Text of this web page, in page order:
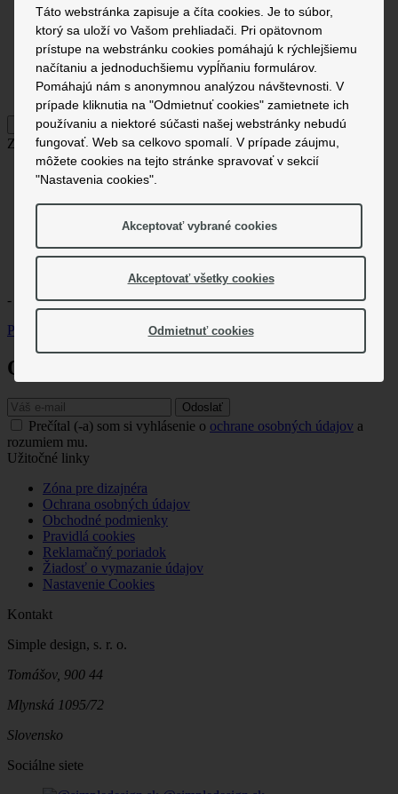
Ženy
Oblečenie
Tričká
Muži
Oblečenie
Tričká
Filter
Zoradiť ako
Názov (A-Z)
Najdrahšie
Najstaršie
- Nie sú dostupné žiadne produkty -
Pridať svôj návrh
Odber našich noviniek
Odoslať
Prečítal (-a) som si vyhlásenie o ochrane osobných údajov a
rozumiem mu.
Užitočné linky
Zóna pre dizajnéra
Ochrana osobných údajov
Obchodné podmienky
Pravidlá cookies
Reklamačný poriadok
Žiadosť o vymazanie údajov
Nastavenie Cookies
Kontakt
Simple design, s. r. o.
Tomášov, 900 44
Mlynská 1095/72
Slovensko
Sociálne siete
Táto webstránka zapisuje a číta cookies. Je to súbor,
ktorý sa uloží vo Vašom prehliadači. Pri opätovnom
prístupe na webstránku cookies pomáhajú k rýchlejšiemu
načítaniu a jednoduchšiemu vypĺňaniu formulárov.
Pomáhajú nám s anonymnou analýzou návštevnosti. V
prípade kliknutia na "Odmietnuť cookies" zamietnete ich
používaniu a niektoré súčasti našej webstránky nebudú
fungovať. Web sa celkovo spomalí. V prípade záujmu,
môžete cookies na tejto stránke spravovať v sekcií
"Nastavenia cookies".
Akceptovať vybrané cookies
Akceptovať všetky cookies
Odmietnuť cookies